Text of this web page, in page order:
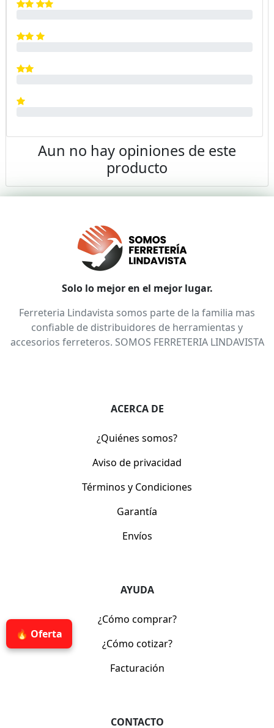
🔥 Oferta
Aun no hay opiniones de este
producto
Solo lo mejor en el mejor lugar.
Ferreteria Lindavista somos parte de la familia mas
confiable de distribuidores de herramientas y
accesorios ferreteros. SOMOS FERRETERIA LINDAVISTA
ACERCA DE
¿Quiénes somos?
Aviso de privacidad
Términos y Condiciones
Garantía
Envíos
AYUDA
¿Cómo comprar?
¿Cómo cotizar?
Facturación
CONTACTO